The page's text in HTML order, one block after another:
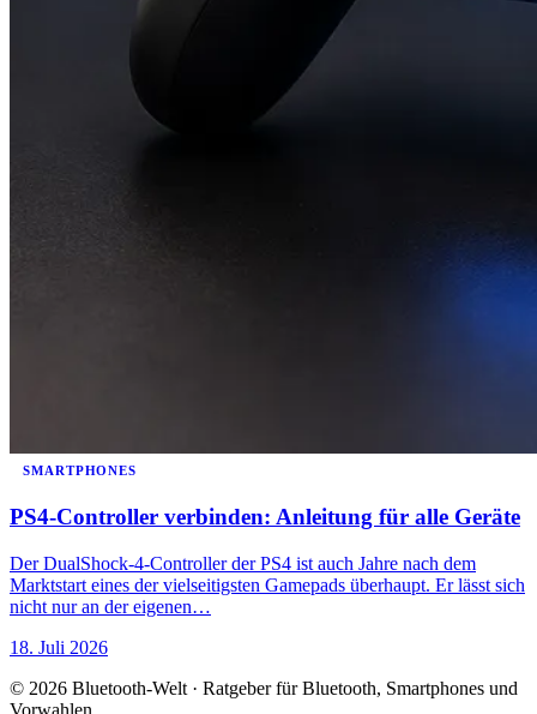
SMARTPHONES
PS4-Controller verbinden: Anleitung für alle Geräte
Der DualShock-4-Controller der PS4 ist auch Jahre nach dem
Marktstart eines der vielseitigsten Gamepads überhaupt. Er lässt sich
nicht nur an der eigenen…
18. Juli 2026
© 2026 Bluetooth-Welt · Ratgeber für Bluetooth, Smartphones und
Vorwahlen